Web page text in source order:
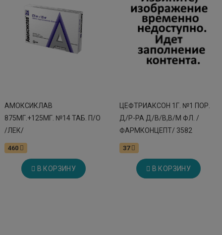
АМОКСИКЛАВ
875МГ.+125МГ. №14 ТАБ. П/О
/ЛЕК/
460
В КОРЗИНУ
ЦЕФТРИАКСОН 1Г. №1 ПОР.
Д/Р-РА Д/В/В,В/М ФЛ. /
ФАРМКОНЦЕПТ/ 3582
37
В КОРЗИНУ